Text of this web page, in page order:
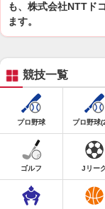
も、株式会社NTTド
ます。
競技一覧
プロ野球 プロ野球
ゴルフ Jリー